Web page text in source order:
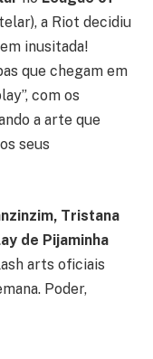
a Riot decidiu
inusitada!
que chegam em
com os
a arte que
seus
Tristana
de Pijaminha
arts oficiais
Poder,